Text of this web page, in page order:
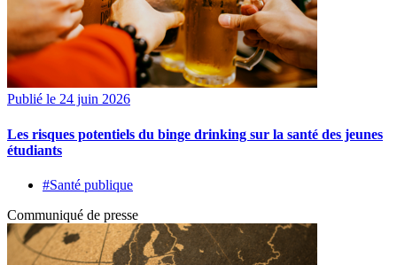
Publié le 24 juin 2026
Les risques potentiels du binge drinking sur la santé des jeunes
étudiants
#Santé publique
Communiqué de presse